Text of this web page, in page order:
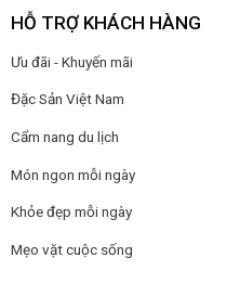
HỖ TRỢ KHÁCH HÀNG
Ưu đãi - Khuyến mãi
Đặc Sản Việt Nam
Cẩm nang du lịch
Món ngon mỗi ngày
Khỏe đẹp mỗi ngày
Mẹo vặt cuộc sống